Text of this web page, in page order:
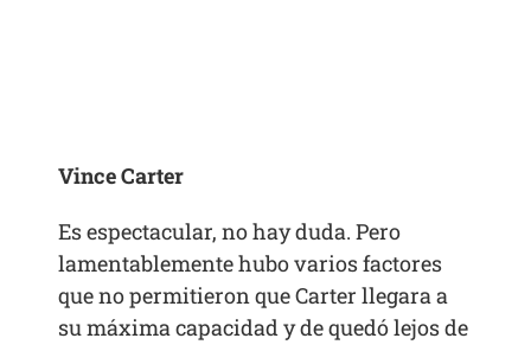
Vince Carter
Es espectacular, no hay duda. Pero
lamentablemente hubo varios factores
que no permitieron que Carter llegara a
su máxima capacidad y de quedó lejos de